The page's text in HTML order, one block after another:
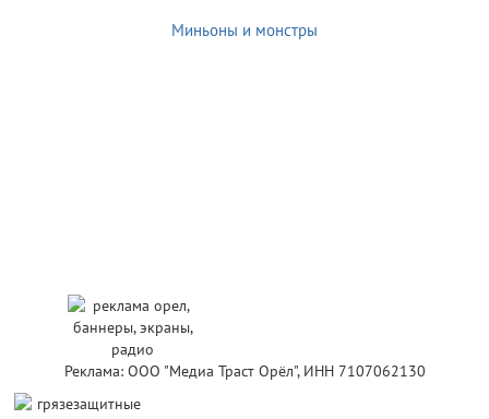
Миньоны и монстры
Реклама: ООО "Медиа Траст Орёл", ИНН 7107062130